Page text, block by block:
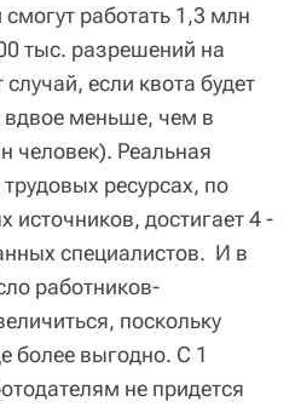
работать 1,3 млн
тыс. разрешений на
если квота будет
вдвое меньше, чем в
человек). Реальная
ресурсах, по
источников, достигает 4 -
специалистов. И в
работников-
поскольку
более выгодно. С 1
не придется